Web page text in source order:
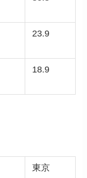
23.9
18.9
東京